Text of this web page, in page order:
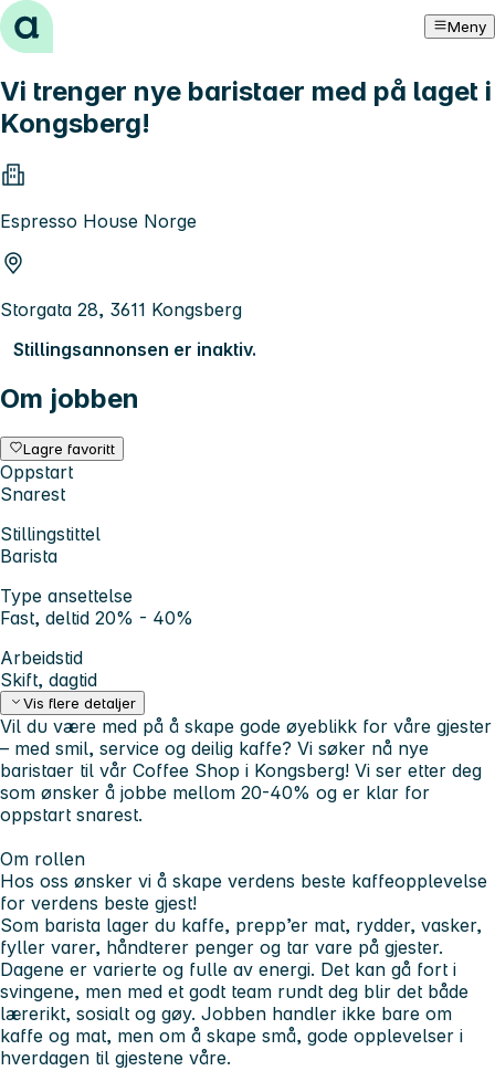
Hopp til innhold Meny
Vi trenger nye baristaer med på laget i
Kongsberg!
Espresso House Norge
Storgata 28, 3611 Kongsberg
Stillingsannonsen er inaktiv.
Om jobben
Lagre favoritt
Oppstart
Snarest
Stillingstittel
Barista
Type ansettelse
Fast, deltid 20% - 40%
Arbeidstid
Skift, dagtid
Vis flere detaljer
Vil du være med på å skape gode øyeblikk for våre gjester
– med smil, service og deilig kaffe? Vi søker nå nye
baristaer til vår Coffee Shop i Kongsberg! Vi ser etter deg
som ønsker å jobbe mellom 20-40% og er klar for
oppstart snarest.
Om rollen
Hos oss ønsker vi å skape verdens beste kaffeopplevelse
for verdens beste gjest!
Som barista lager du kaffe, prepp’er mat, rydder, vasker,
fyller varer, håndterer penger og tar vare på gjester.
Dagene er varierte og fulle av energi. Det kan gå fort i
svingene, men med et godt team rundt deg blir det både
lærerikt, sosialt og gøy. Jobben handler ikke bare om
kaffe og mat, men om å skape små, gode opplevelser i
hverdagen til gjestene våre.